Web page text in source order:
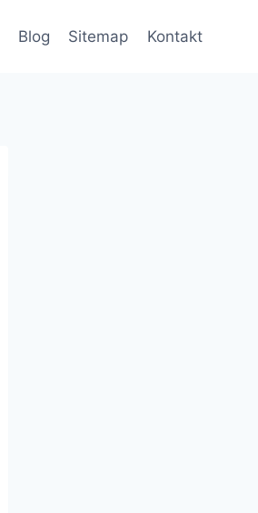
Blog Sitemap Kontakt